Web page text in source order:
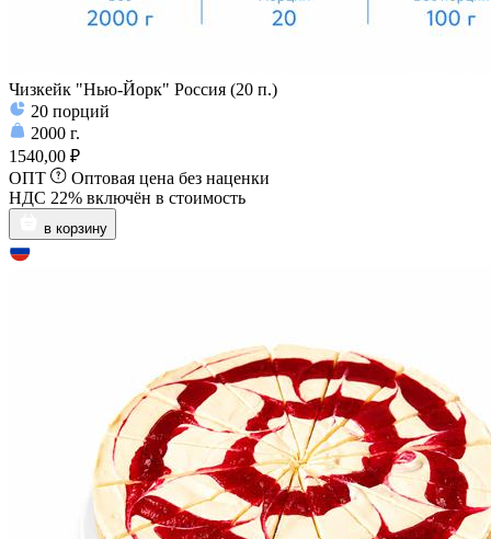
Чизкейк "Нью-Йорк" Россия (20 п.)
20 порций
2000 г.
1540,00 ₽
ОПТ
Оптовая цена без наценки
НДС 22% включён в стоимость
в корзину